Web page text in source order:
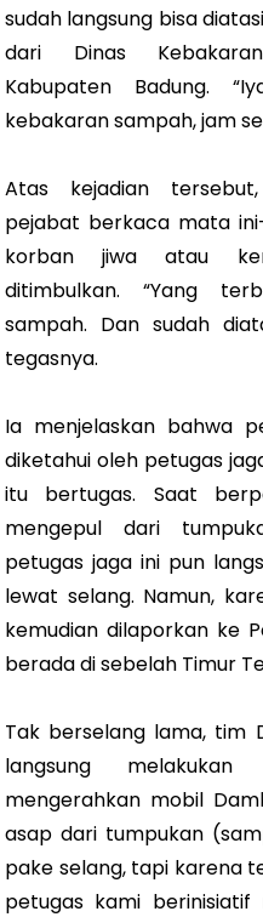
sudah langsung bisa
dari Dinas
Kabupaten Badung.
kebakaran sampah, jam
Atas kejadian
pejabat berkaca mata
korban jiwa atau
ditimbulkan. “Yang
sampah. Dan sudah
tegasnya.
Ia menjelaskan bahwa
diketahui oleh petugas
itu bertugas. Saat
mengepul dari
petugas jaga ini pun
lewat selang. Namun,
kemudian dilaporkan ke
berada di sebelah Timur
Tak berselang lama, tim
langsung melakukan
mengerahkan mobil
asap dari tumpukan
pake selang, tapi karena
petugas kami